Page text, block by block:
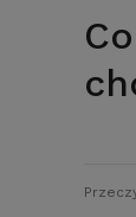
Co trzeci pracownik na zwolnieniu